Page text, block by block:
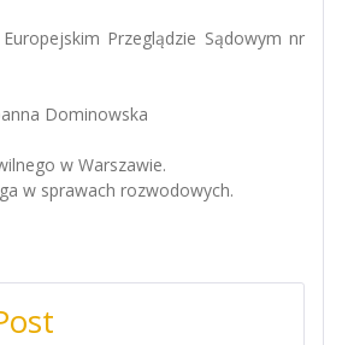
Przeglądzie Sądowym nr
Dominowska
w Warszawie.
w sprawach rozwodowych.